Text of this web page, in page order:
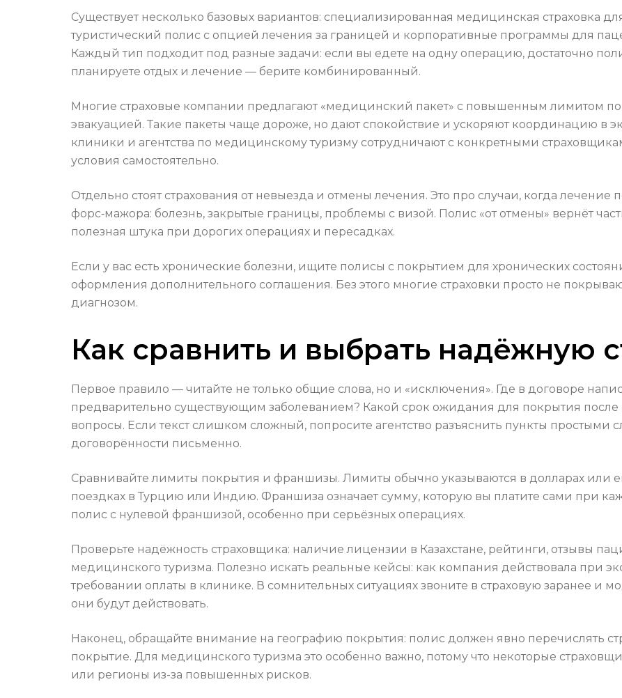
Существует несколько базовых вариантов: специализированная медицинская страховка
туристический полис с опцией лечения за границей и корпоративные программы для
Каждый тип подходит под разные задачи: если вы едете на одну операцию, достаточно
планируете отдых и лечение — берите комбинированный.
Многие страховые компании предлагают «медицинский пакет» с повышенным лимитом
эвакуацией. Такие пакеты чаще дороже, но дают спокойствие и ускоряют координацию в
клиники и агентства по медицинскому туризму сотрудничают с конкретными
условия самостоятельно.
Отдельно стоят страхования от невыезда и отмены лечения. Это про случаи, когда лечение
форс‑мажора: болезнь, закрытые границы, проблемы с визой. Полис «от отмены» вернёт
полезная штука при дорогих операциях и пересадках.
Если у вас есть хронические болезни, ищите полисы с покрытием для хронических
оформления дополнительного соглашения. Без этого многие страховки просто не
диагнозом.
Как сравнить и выбрать надёжную
Первое правило — читайте не только общие слова, но и «исключения». Где в договоре
предварительно существующим заболеванием? Какой срок ожидания для покрытия
вопросы. Если текст слишком сложный, попросите агентство разъяснить пункты простыми
договорённости письменно.
Сравнивайте лимиты покрытия и франшизы. Лимиты обычно указываются в долларах или
поездках в Турцию или Индию. Франшиза означает сумму, которую вы платите сами при
полис с нулевой франшизой, особенно при серьёзных операциях.
Проверьте надёжность страховщика: наличие лицензии в Казахстане, рейтинги, отзывы
медицинского туризма. Полезно искать реальные кейсы: как компания действовала при
требовании оплаты в клинике. В сомнительных ситуациях звоните в страховую заранее и
они будут действовать.
Наконец, обращайте внимание на географию покрытия: полис должен явно перечислять
покрытие. Для медицинского туризма это особенно важно, потому что некоторые
или регионы из-за повышенных рисков.